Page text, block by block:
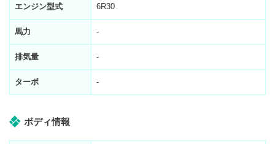
エンジン型式 6R30
馬力 -
排気量 -
ターボ -
ボディ情報